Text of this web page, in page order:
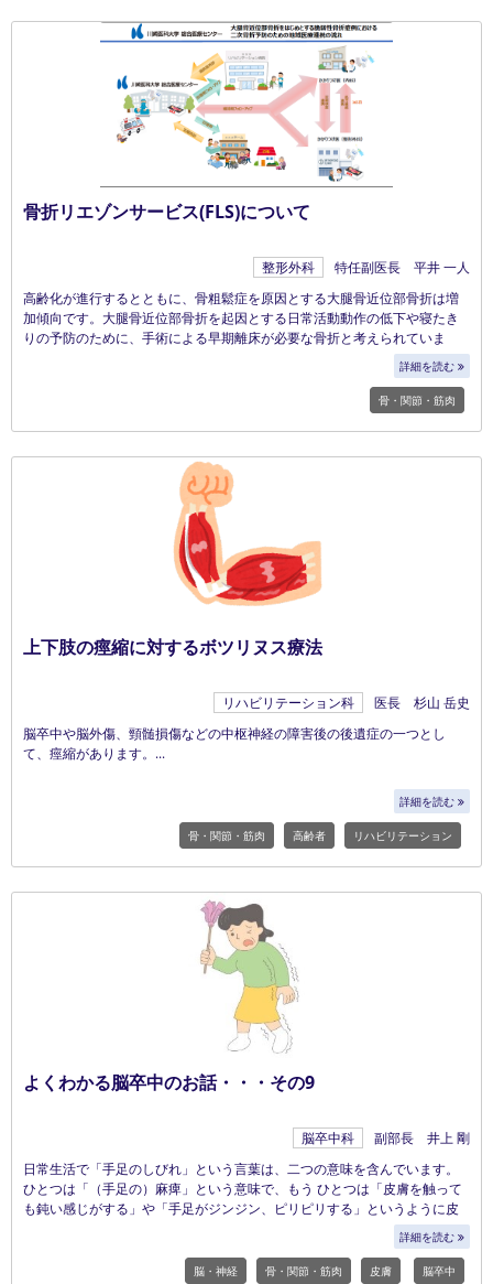
骨折リエゾンサービス(FLS)について
整形外科
特任副医長 平井 一人
高齢化が進行するとともに、骨粗鬆症を原因とする大腿骨近位部骨折は増
加傾向です。大腿骨近位部骨折を起因とする日常活動動作の低下や寝たき
りの予防のために、手術による早期離床が必要な骨折と考えられていま
詳細を読む
骨・関節・筋肉
上下肢の痙縮に対するボツリヌス療法
リハビリテーション科
医長 杉山 岳史
脳卒中や脳外傷、頸髄損傷などの中枢神経の障害後の後遺症の一つとし
て、痙縮があります。
詳細を読む
骨・関節・筋肉 高齢者 リハビリテーション
よくわかる脳卒中のお話・・・その9
脳卒中科
副部長 井上 剛
日常生活で「手足のしびれ」という言葉は、二つの意味を含んでいます。
ひとつは「（手足の）麻痺」という意味で、もう ひとつは「皮膚を触って
も鈍い感じがする」や「手足がジンジン、ピリピリする」というように皮
詳細を読む
脳・神経 骨・関節・筋肉 皮膚 脳卒中